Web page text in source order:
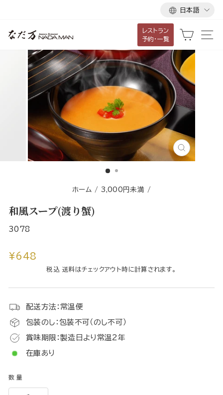
言
語
日本語
レストラン
予約・一覧
カート
閉
ホーム / 3,000円未満 /
和風スープ(渡り蟹)
3078
通
¥648
税込 送料はチェックアウト時に計算されます。
配送方法：常温便
包装のし：包装不可（のし不可）
賞味期限：製造日より常温2年
在庫あり
数量